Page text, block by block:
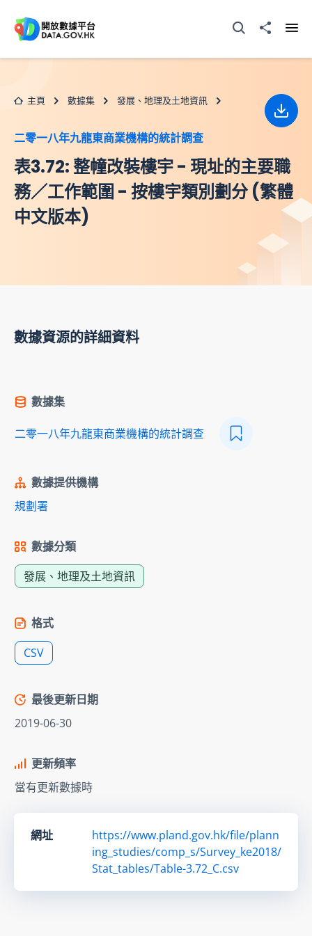
打開搜尋器分享至
主頁 數據集 發展、地理及土地資訊
二零一八年九龍東商業機構的統計調查
表3.72: 整幢改裝樓宇 - 現址的主要職
務／工作範圍 - 按樓宇類別劃分 (繁體
中文版本)
下載
數據資源的詳細資料
數據集
二零一八年九龍東商業機構的統計調查
數據提供機構
規劃署
數據分類
發展、地理及土地資訊
格式
CSV
最後更新日期
2019-06-30
更新頻率
當有更新數據時
網址
https://www.pland.gov.hk/file/plann
ing_studies/comp_s/Survey_ke2018/
Stat_tables/Table-3.72_C.csv